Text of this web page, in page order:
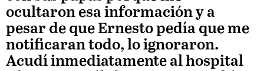
ocultaron esa información y a
pesar de que Ernesto pedía que me
notificaran todo, lo ignoraron.
Acudí inmediatamente al hospital